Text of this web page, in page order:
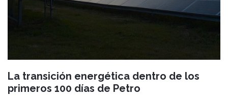
La transición energética dentro de los
primeros 100 días de Petro